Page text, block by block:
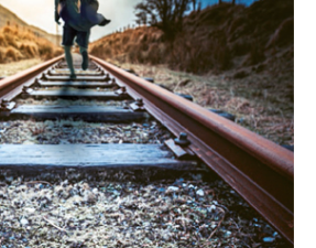
Foreign Rights
Contacto